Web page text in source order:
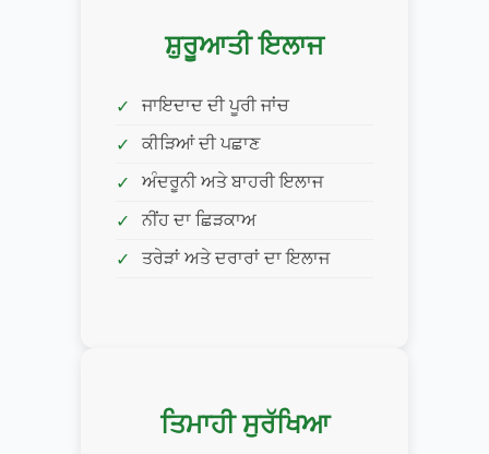
ਸ਼ੁਰੂਆਤੀ ਇਲਾਜ
ਜਾਇਦਾਦ ਦੀ ਪੂਰੀ ਜਾਂਚ
ਕੀੜਿਆਂ ਦੀ ਪਛਾਣ
ਅੰਦਰੂਨੀ ਅਤੇ ਬਾਹਰੀ ਇਲਾਜ
ਨੀਂਹ ਦਾ ਛਿੜਕਾਅ
ਤਰੇੜਾਂ ਅਤੇ ਦਰਾਰਾਂ ਦਾ ਇਲਾਜ
ਤਿਮਾਹੀ ਸੁਰੱਖਿਆ